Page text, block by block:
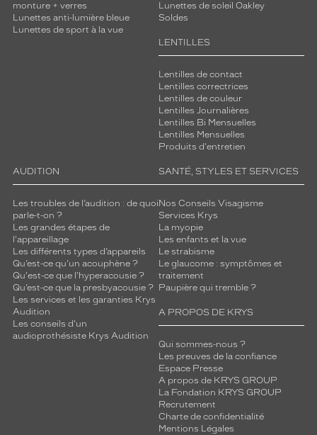
monture + verres
Lunettes anti-lumière bleue
Lunettes de sport à la vue
Lunettes de soleil Oakley
Soldes
LENTILLES
Lentilles de contact
Lentilles correctrices
Lentilles de couleur
Lentilles Journalières
Lentilles Bi Mensuelles
Lentilles Mensuelles
Produits d'entretien
AUDITION
Les troubles de l’audition : de quoi
parle-t-on ?
Les grandes étapes de
l'appareillage
Les différents types d’appareils
Qu’est-ce qu'un acouphène ?
Qu'est-ce que l'hyperacousie ?
Qu’est-ce que la presbyacousie ?
Les services et les garanties Krys
Audition
Les conseils d'un
audioprothésiste Krys Audition
SANTÉ, STYLES ET SERVICES
Nos Conseils Visagisme
Services Krys
La myopie
Les enfants et la vue
Le strabisme
Le glaucome : symptômes et
traitement
Paupière qui tremble ?
A PROPOS DE KRYS
Qui sommes-nous ?
Les preuves de la confiance
Espace Presse
A propos de KRYS GROUP
La Fondation KRYS GROUP
Recrutement
Charte de confidentialité
Mentions Légales